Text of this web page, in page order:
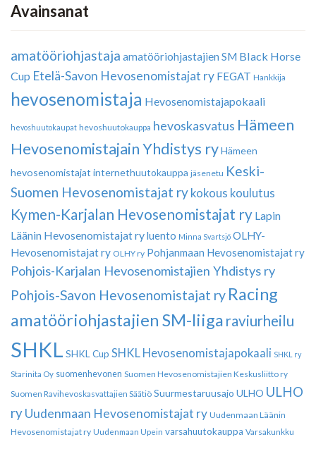
Avainsanat
amatööriohjastaja amatööriohjastajien SM Black Horse
Cup Etelä-Savon Hevosenomistajat ry FEGAT Hankkija
hevosenomistaja Hevosenomistajapokaali
hevoshuutokaupat hevoshuutokauppa hevoskasvatus Hämeen
Hevosenomistajain Yhdistys ryHämeen
hevosenomistajat internethuutokauppa jäsenetu Keski-
Suomen Hevosenomistajat ry kokous koulutus
Kymen-Karjalan Hevosenomistajat ry Lapin
Läänin Hevosenomistajat ryluento Minna Svartsjö OLHY-
Hevosenomistajat ry OLHY ry Pohjanmaan Hevosenomistajat ry
Pohjois-Karjalan Hevosenomistajien Yhdistys ry
Pohjois-Savon Hevosenomistajat ry Racing
amatööriohjastajien SM-liiga raviurheilu
SHKL SHKL Cup SHKL Hevosenomistajapokaali SHKL ry
Starinita Oy suomenhevonen Suomen Hevosenomistajien Keskusliitto ry
Suomen Ravihevoskasvattajien Säätiö Suurmestaruusajo ULHO ULHO
ryUudenmaan Hevosenomistajat ry Uudenmaan Läänin
Hevosenomistajat ry Uudenmaan Upein varsahuutokauppa Varsakunkku